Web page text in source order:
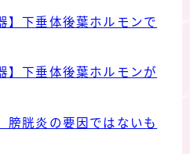
】下垂体後葉ホルモンで
】下垂体後葉ホルモンが
膀胱炎の要因ではないも